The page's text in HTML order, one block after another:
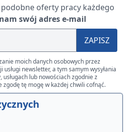
podobne oferty pracy każdego
swój adres e-mail
ZAPISZ
moich danych osobowych przez
usługi newsletter, a tym samym wysyłania
lub nowościach zgodnie z
zgodę tę mogę w każdej chwili cofnąć.